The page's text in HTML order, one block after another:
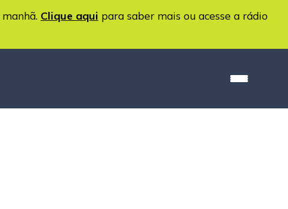
Clique aqui para saber mais ou acesse a rádio